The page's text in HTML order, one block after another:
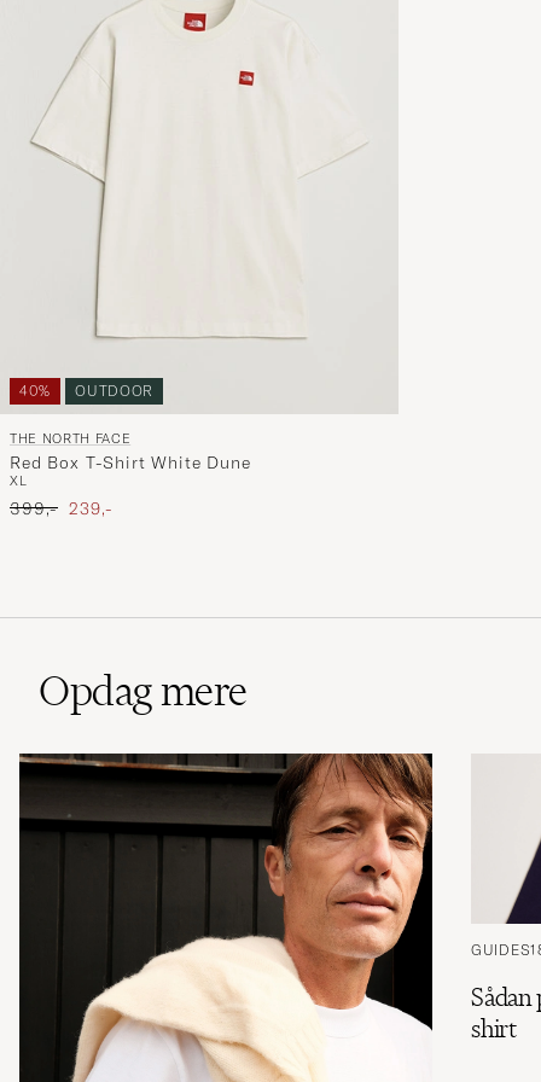
40% OUTDOOR
THE NORTH FACE
Red Box T-Shirt White Dune
XL
Ordinary pris
399,- Nedsat pris
239,-
Opdag mere
GUIDES
Sådan
shirt